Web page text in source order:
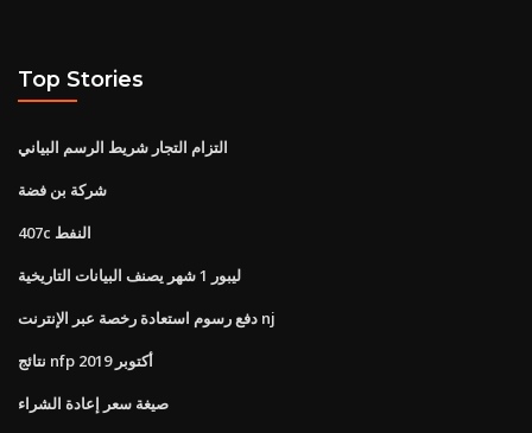
Top Stories
التزام التجار شريط الرسم البياني
شركة بن فضة
407c النفط
ليبور 1 شهر يصنف البيانات التاريخية
دفع رسوم استعادة رخصة عبر الإنترنت nj
نتائج nfp أكتوبر 2019
صيغة سعر إعادة الشراء